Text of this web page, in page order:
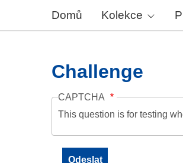
Domů Kolekce
Challenge
CAPTCHA
This question is for testing